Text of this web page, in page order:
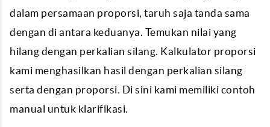
dalam persamaan proporsi, taruh saja tanda sama
dengan di antara keduanya. Temukan nilai yang
hilang dengan perkalian silang. Kalkulator proporsi
kami menghasilkan hasil dengan perkalian silang
serta dengan proporsi. Di sini kami memiliki contoh
manual untuk klarifikasi.